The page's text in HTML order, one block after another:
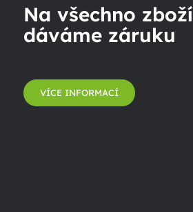
Na všechno zboží
dáváme záruku
VÍCE INFORMACÍ